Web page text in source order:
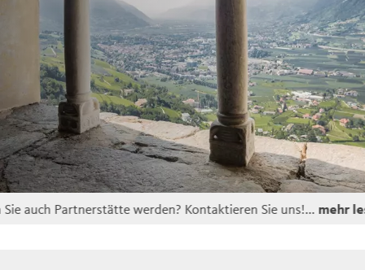
auch Partnerstätte werden? Kontaktieren Sie uns!...mehr